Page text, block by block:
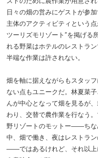
日々の畑の営みにゲストが参
主体のアクティビティという
ツーリズモリゾート”を掲げる
れる野菜はホテルのレストラン
半端な作業は許されない。
畑を軸に据えながらもスタッ
ない点もユニークだ。林夏菜
んが中心となって畑を見るが
わり、交替で農作業を行なう
野リゾートのモットー――ちな
中、畑で働き、夜はレストラ
――ではあるけれど、それ以上